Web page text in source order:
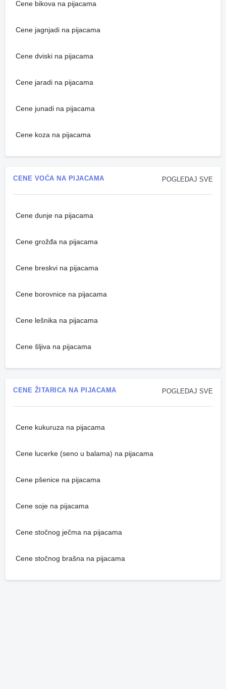
Cene bikova na pijacama
Cene jagnjadi na pijacama
Cene dviski na pijacama
Cene jaradi na pijacama
Cene junadi na pijacama
Cene koza na pijacama
POGLEDAJ SVE
CENE VOĆA NA PIJACAMA
Cene dunje na pijacama
Cene grožđa na pijacama
Cene breskvi na pijacama
Cene borovnice na pijacama
Cene lešnika na pijacama
Cene šljiva na pijacama
POGLEDAJ SVE
CENE ŽITARICA NA PIJACAMA
Cene kukuruza na pijacama
Cene lucerke (seno u balama) na pijacama
Cene pšenice na pijacama
Cene soje na pijacama
Cene stočnog ječma na pijacama
Cene stočnog brašna na pijacama